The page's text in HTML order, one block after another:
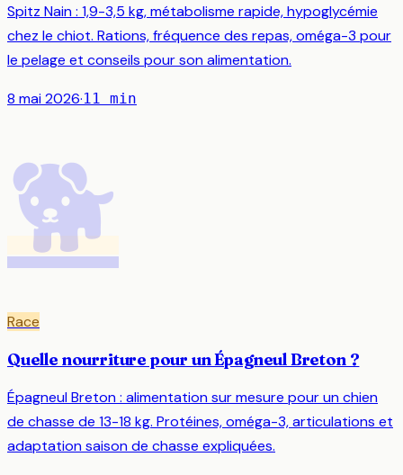
Spitz Nain : 1,9-3,5 kg, métabolisme rapide, hypoglycémie
chez le chiot. Rations, fréquence des repas, oméga-3 pour
le pelage et conseils pour son alimentation.
8 mai 2026·11 min
🐕
Race
Quelle nourriture pour un Épagneul Breton ?
Épagneul Breton : alimentation sur mesure pour un chien
de chasse de 13-18 kg. Protéines, oméga-3, articulations et
adaptation saison de chasse expliquées.